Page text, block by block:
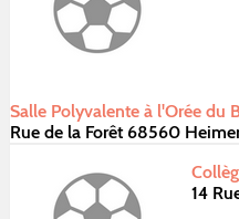
Salle Polyvalente à l'Orée du
Rue de la Forêt 68560
14